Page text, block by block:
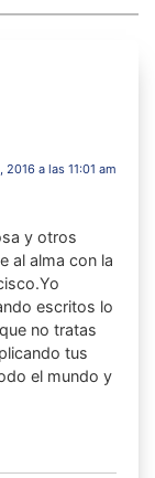
2016 a las 11:01 am
y otros
al alma con la
escritos lo
no tratas
tus
el mundo y